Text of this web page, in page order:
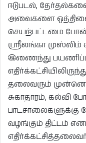
ஈடுபடல்,
அவைகளை
செயற்பட்டமை
ஸ்ரீலங்கா முஸ்லிம்
இணைந்து
தலைவரும்
சுகாதாரம், கல்வி
பாடசாலைகளுக்கு
வழங்கும் திட்டம்